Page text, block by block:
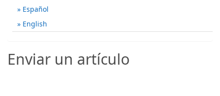
Español
English
Enviar un artículo